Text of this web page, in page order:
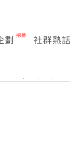
劃 社群熱話